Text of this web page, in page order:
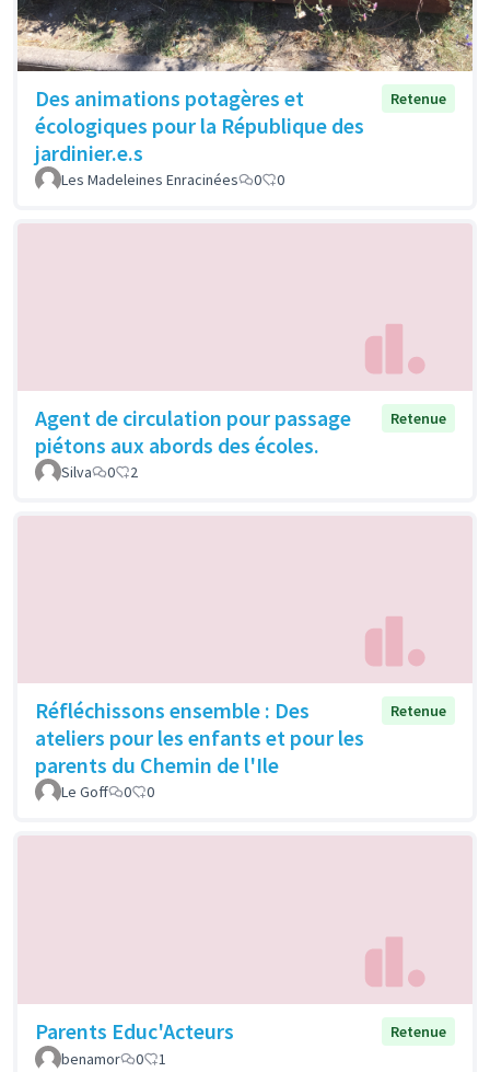
Des animations potagères et
écologiques pour la République des
jardinier.e.s
Retenue
Les Madeleines Enracinées 0 0
Agent de circulation pour passage
piétons aux abords des écoles.
Retenue
Silva 0 2
Réfléchissons ensemble : Des
ateliers pour les enfants et pour les
parents du Chemin de l'Ile
Retenue
Le Goff 0 0
Parents Educ'Acteurs
Retenue
benamor
0 1